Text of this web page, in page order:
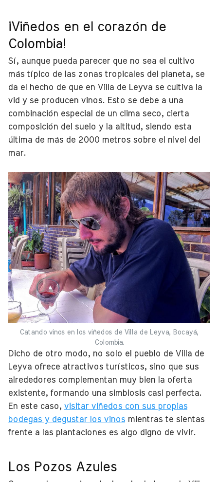
¡Viñedos en el corazón de
Colombia!
Sí, aunque pueda parecer que no sea el cultivo
más típico de las zonas tropicales del planeta, se
da el hecho de que en Villa de Leyva se cultiva la
vid y se producen vinos. Esto se debe a una
combinación especial de un clima seco, cierta
composición del suelo y la altitud, siendo esta
última de más de 2000 metros sobre el nivel del
mar.
Catando vinos en los viñedos de Villa de Leyva, Bocayá,
Colombia.
Dicho de otro modo, no solo el pueblo de Villa de
Leyva ofrece atractivos turísticos, sino que sus
alrededores complementan muy bien la oferta
existente, formando una simbiosis casi perfecta.
En este caso, visitar viñedos con sus propias
bodegas y degustar los vinos mientras te sientas
frente a las plantaciones es algo digno de vivir.
Los Pozos Azules